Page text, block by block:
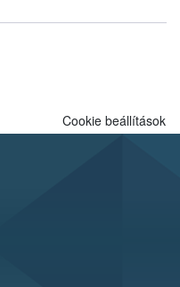
Cookie beállítások